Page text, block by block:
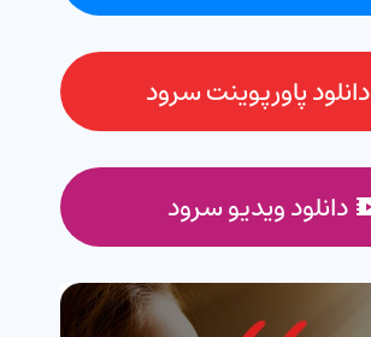
دانلود پاورپوینت سرود
دانلود ویدیو سرود